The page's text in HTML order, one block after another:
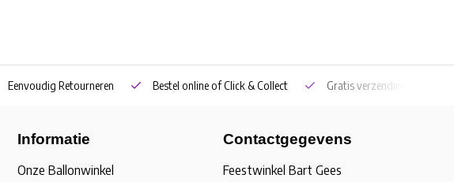
Eenvoudig Retourneren Bestel online of Click & Collect Gratis verzending vanaf
Informatie
Onze Ballonwinkel
Contactgegevens
Feestwinkel Bart Gees